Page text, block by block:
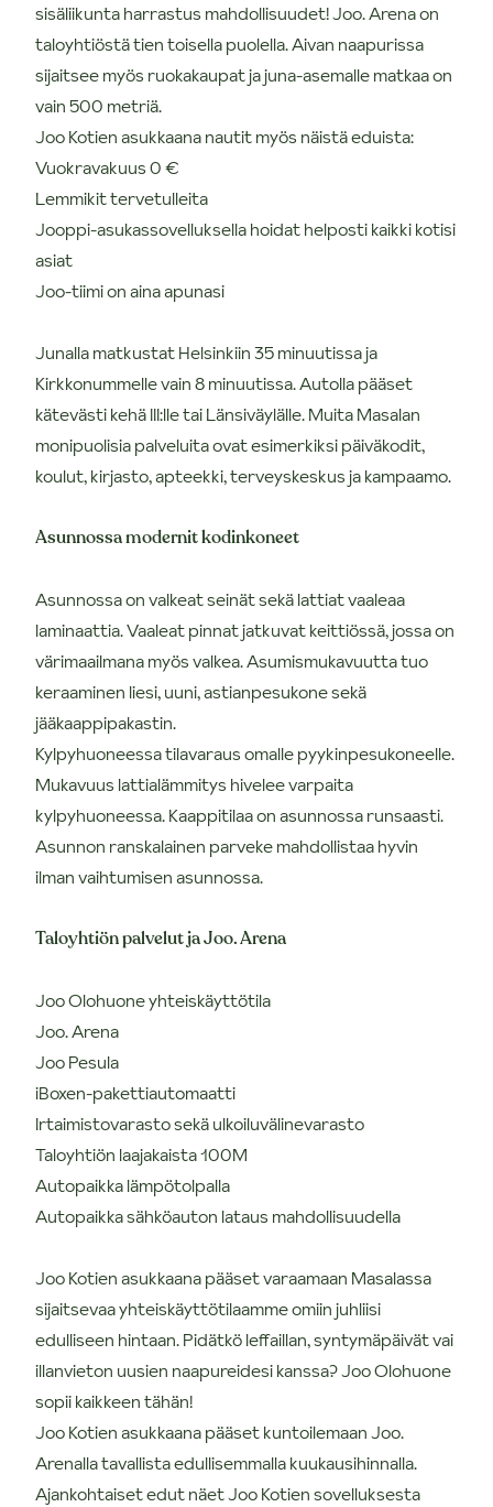
sisäliikunta harrastus mahdollisuudet! Joo. Arena on
taloyhtiöstä tien toisella puolella. Aivan naapurissa
sijaitsee myös ruokakaupat ja juna-asemalle matkaa on
vain 500 metriä.
Joo Kotien asukkaana nautit myös näistä eduista:
Vuokravakuus 0 €
Lemmikit tervetulleita
Jooppi-asukassovelluksella hoidat helposti kaikki kotisi
asiat
Joo-tiimi on aina apunasi
Junalla matkustat Helsinkiin 35 minuutissa ja
Kirkkonummelle vain 8 minuutissa. Autolla pääset
kätevästi kehä III:lle tai Länsiväylälle. Muita Masalan
monipuolisia palveluita ovat esimerkiksi päiväkodit,
koulut, kirjasto, apteekki, terveyskeskus ja kampaamo.
Asunnossa modernit kodinkoneet
Asunnossa on valkeat seinät sekä lattiat vaaleaa
laminaattia. Vaaleat pinnat jatkuvat keittiössä, jossa on
värimaailmana myös valkea. Asumismukavuutta tuo
keraaminen liesi, uuni, astianpesukone sekä
jääkaappipakastin.
Kylpyhuoneessa tilavaraus omalle pyykinpesukoneelle.
Mukavuus lattialämmitys hivelee varpaita
kylpyhuoneessa. Kaappitilaa on asunnossa runsaasti.
Asunnon ranskalainen parveke mahdollistaa hyvin
ilman vaihtumisen asunnossa.
Taloyhtiön palvelut ja Joo. Arena
Joo Olohuone yhteiskäyttötila
Joo. Arena
Joo Pesula
iBoxen-pakettiautomaatti
Irtaimistovarasto sekä ulkoiluvälinevarasto
Taloyhtiön laajakaista 100M
Autopaikka lämpötolpalla
Autopaikka sähköauton lataus mahdollisuudella
Joo Kotien asukkaana pääset varaamaan Masalassa
sijaitsevaa yhteiskäyttötilaamme omiin juhliisi
edulliseen hintaan. Pidätkö leffaillan, syntymäpäivät vai
illanvieton uusien naapureidesi kanssa? Joo Olohuone
sopii kaikkeen tähän!
Joo Kotien asukkaana pääset kuntoilemaan Joo.
Arenalla tavallista edullisemmalla kuukausihinnalla.
Ajankohtaiset edut näet Joo Kotien sovelluksesta